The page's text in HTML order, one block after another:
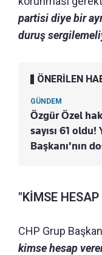
partisi diye bir
duruş
ÖNERİLEN
GÜNDEM
Özgür Özel
sayısı 61
Başkanı'nın
"KİMSE
CHP Grup
kimse hesap